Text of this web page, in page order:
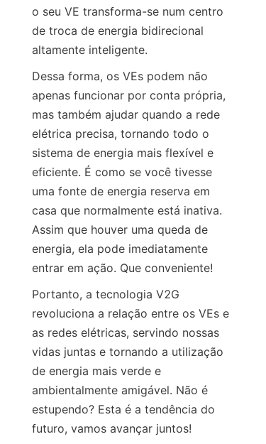
o seu VE transforma-se num centro
de troca de energia bidirecional
altamente inteligente.
Dessa forma, os VEs podem não
apenas funcionar por conta própria,
mas também ajudar quando a rede
elétrica precisa, tornando todo o
sistema de energia mais flexível e
eficiente. É como se você tivesse
uma fonte de energia reserva em
casa que normalmente está inativa.
Assim que houver uma queda de
energia, ela pode imediatamente
entrar em ação. Que conveniente!
Portanto, a tecnologia V2G
revoluciona a relação entre os VEs e
as redes elétricas, servindo nossas
vidas juntas e tornando a utilização
de energia mais verde e
ambientalmente amigável. Não é
estupendo? Esta é a tendência do
futuro, vamos avançar juntos!